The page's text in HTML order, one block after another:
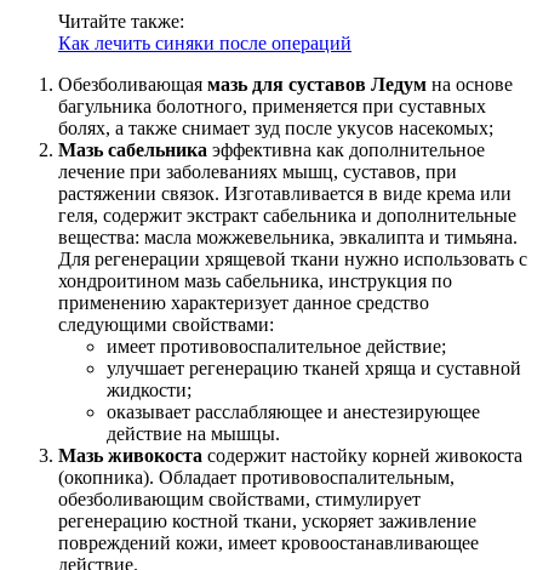
Читайте также:
Как лечить синяки после операций
Обезболивающая мазь для суставов Ледум на основе
багульника болотного, применяется при суставных
болях, а также снимает зуд после укусов насекомых;
Мазь сабельника эффективна как дополнительное
лечение при заболеваниях мышц, суставов, при
растяжении связок. Изготавливается в виде крема или
геля, содержит экстракт сабельника и дополнительные
вещества: масла можжевельника, эвкалипта и тимьяна.
Для регенерации хрящевой ткани нужно использовать с
хондроитином мазь сабельника, инструкция по
применению характеризует данное средство
следующими свойствами:
имеет противовоспалительное действие;
улучшает регенерацию тканей хряща и суставной
жидкости;
оказывает расслабляющее и анестезирующее
действие на мышцы.
Мазь живокоста содержит настойку корней живокоста
(окопника). Обладает противовоспалительным,
обезболивающим свойствами, стимулирует
регенерацию костной ткани, ускоряет заживление
повреждений кожи, имеет кровоостанавливающее
действие.